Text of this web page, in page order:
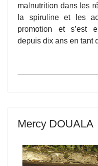
malnutrition dans les
la spiruline et les
promotion et s’est
depuis dix ans en tant
Mercy DOUALA